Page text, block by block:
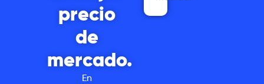
precio
de
mercado.
En